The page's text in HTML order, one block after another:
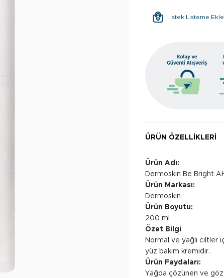
İstek Listeme Ekle
ÜRÜN ÖZELLIKLERI
Ürün Adı:
Dermoskin Be Bright
Ürün Markası:
Dermoskin
Ürün Boyutu:
200 ml
Özet Bilgi
Normal ve yağlı ciltler
yüz bakım kremidir.
Ürün Faydaları:
Yağda çözünen ve